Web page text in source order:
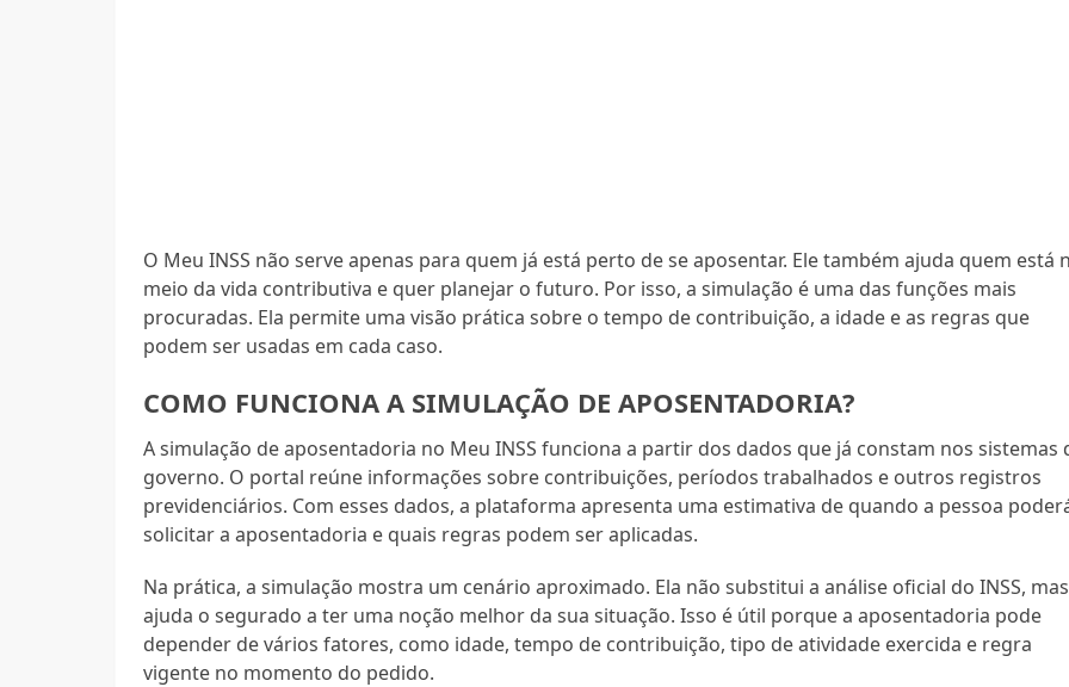
O Meu INSS não serve apenas para quem já está perto de se aposentar. Ele também ajuda quem está
meio da vida contributiva e quer planejar o futuro. Por isso, a simulação é uma das funções mais
procuradas. Ela permite uma visão prática sobre o tempo de contribuição, a idade e as regras que
podem ser usadas em cada caso.
COMO FUNCIONA A SIMULAÇÃO DE APOSENTADORIA?
A simulação de aposentadoria no Meu INSS funciona a partir dos dados que já constam nos sistemas
governo. O portal reúne informações sobre contribuições, períodos trabalhados e outros registros
previdenciários. Com esses dados, a plataforma apresenta uma estimativa de quando a pessoa
solicitar a aposentadoria e quais regras podem ser aplicadas.
Na prática, a simulação mostra um cenário aproximado. Ela não substitui a análise oficial do INSS, mas
ajuda o segurado a ter uma noção melhor da sua situação. Isso é útil porque a aposentadoria pode
depender de vários fatores, como idade, tempo de contribuição, tipo de atividade exercida e regra
vigente no momento do pedido.